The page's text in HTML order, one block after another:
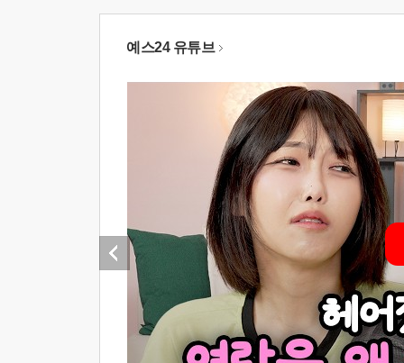
예스24 유튜브